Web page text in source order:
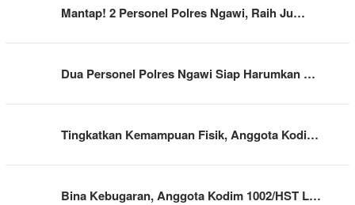
Mantap! 2 Personel Polres Ngawi, Raih Ju…
Dua Personel Polres Ngawi Siap Harumkan …
Tingkatkan Kemampuan Fisik, Anggota Kodi…
Bina Kebugaran, Anggota Kodim 1002/HST L…